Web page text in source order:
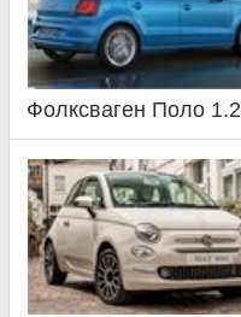
Фолксваген Поло 1.2